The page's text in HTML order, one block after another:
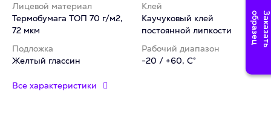
Лицевой материал
Термобумага ТОП 70 г/м2,
72 мкм
Клей
Каучуковый клей
постоянной липкости
Подложка
Желтый глассин
Рабочий диапазон
-20 / +60, C°
Все характеристики
З
а
к
а
з
а
т
ь
о
б
р
а
з
е
ц